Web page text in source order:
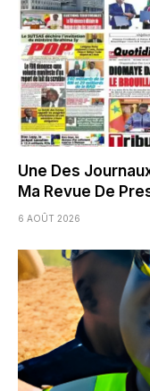
Une Des
Ma Revue De
6 AOÛT 2026